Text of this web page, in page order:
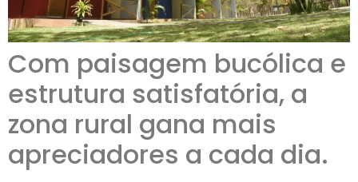
Com paisagem bucólica e
estrutura satisfatória, a
zona rural gana mais
apreciadores a cada dia.